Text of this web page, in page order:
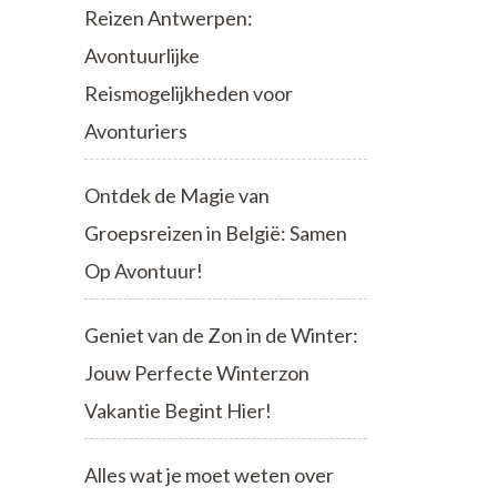
Reizen Antwerpen:
Avontuurlijke
Reismogelijkheden voor
Avonturiers
Ontdek de Magie van
Groepsreizen in België: Samen
Op Avontuur!
Geniet van de Zon in de Winter:
Jouw Perfecte Winterzon
Vakantie Begint Hier!
Alles wat je moet weten over